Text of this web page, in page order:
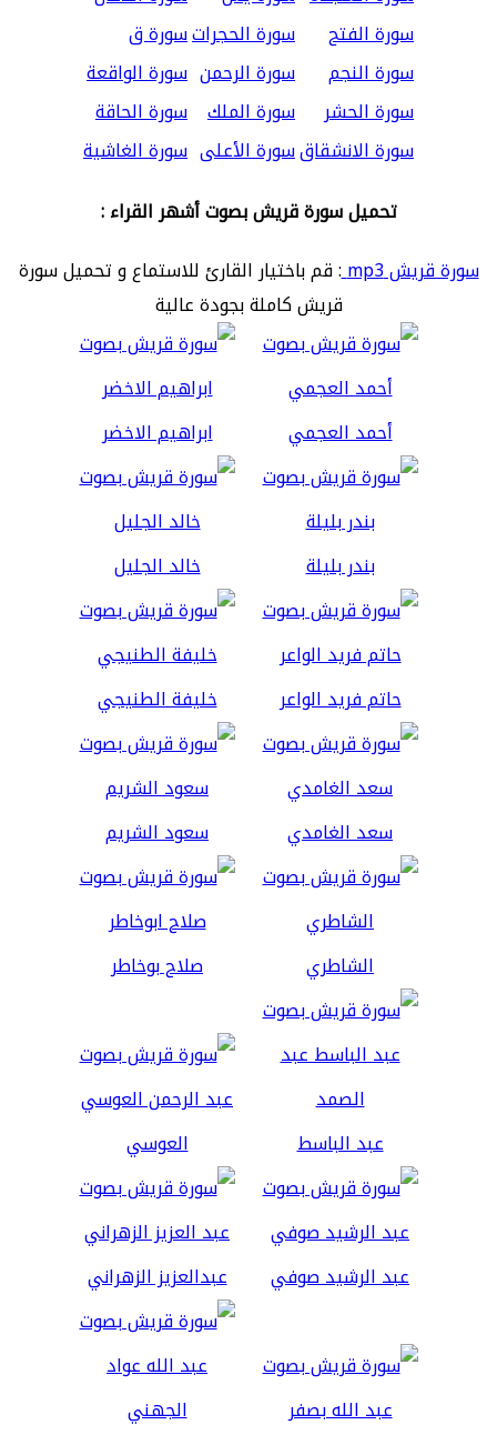
سورة الفتح
سورة الحجراتسورة ق
سورة النجم
سورة الرحمن سورة الواقعة
سورة الحشر
سورة الملك سورة الحاقة
سورة الانشقاقسورة الأعلى سورة الغاشية
تحميل سورة قريش بصوت أشهر القراء :
سورة قريش mp3
: قم باختيار القارئ للاستماع و تحميل سورة
قريش كاملة بجودة عالية
أحمد العجمي ابراهيم الاخضر
بندر بليلة خالد الجليل
حاتم فريد الواعر خليفة الطنيجي
سعد الغامدي سعود الشريم
الشاطري صلاح بوخاطر
عبد الباسط العوسي
عبد الرشيد صوفي عبدالعزيز الزهراني